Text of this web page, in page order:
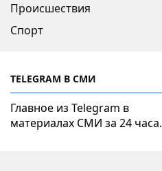
Происшествия
Спорт
TELEGRAM В СМИ
Главное из Telegram в
материалах СМИ за 24 часа.